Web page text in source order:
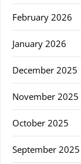
February 2026
January 2026
December 2025
November 2025
October 2025
September 2025